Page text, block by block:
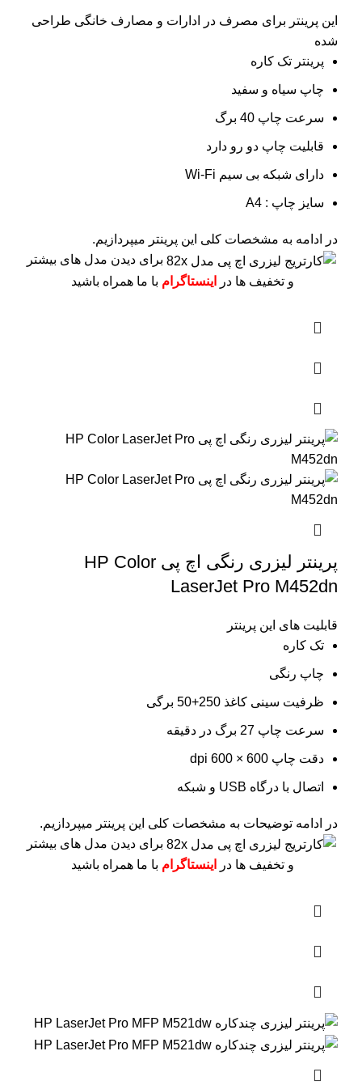
این پرینتر برای مصرف در ادارات و مصارف خانگی طراحی
شده
پرینتر تک کاره
چاپ سیاه و سفید
سرعت چاپ 40 برگ
قابلیت چاپ دو رو دارد
دارای شبکه بی سیم Wi-Fi
سایز چاپ : A4
در ادامه به مشخصات کلی این پرینتر میپردازیم.
برای دیدن مدل های بیشتر
و تخفیف ها در
اینستاگرام با ما همراه باشید
پرینتر لیزری رنگی اچ پی HP Color
LaserJet Pro M452dn
قابلیت های این پرینتر
تک کاره
چاپ رنگی
ظرفیت سینی کاغذ 250+50 برگی
سرعت چاپ 27 برگ در دقیقه
دقت چاپ 600 × 600 dpi
اتصال با درگاه USB و شبکه
در ادامه توضیحات به مشخصات کلی این پرینتر میپردازیم.
برای دیدن مدل های بیشتر
و تخفیف ها در
اینستاگرام با ما همراه باشید